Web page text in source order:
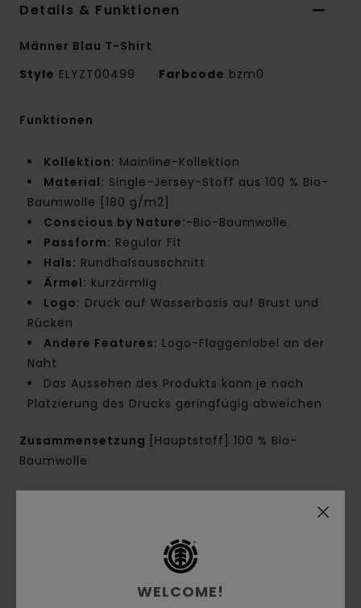
Details & Funktionen
Männer Blau T-Shirt
Style ELYZT00499 Farbcode bzm0
Funktionen
Kollektion: Mainline-Kollektion
Material: Single-Jersey-Stoff aus 100 % Bio-
Baumwolle [180 g/m2]
Conscious by Nature:-Bio-Baumwolle
Passform: Regular Fit
Hals: Rundhalsausschnitt
Ärmel: kurzärmlig
Logo: Druck auf Wasserbasis auf Brust und
Rücken
Andere Features: Logo-Flaggenlabel an der
Naht
Das Aussehen des Produkts kann je nach
Platzierung des Drucks geringfügig abweichen
Zusammensetzung
[Hauptstoff] 100 % Bio-
Baumwolle
Kundenbewertungen
WELCOME!